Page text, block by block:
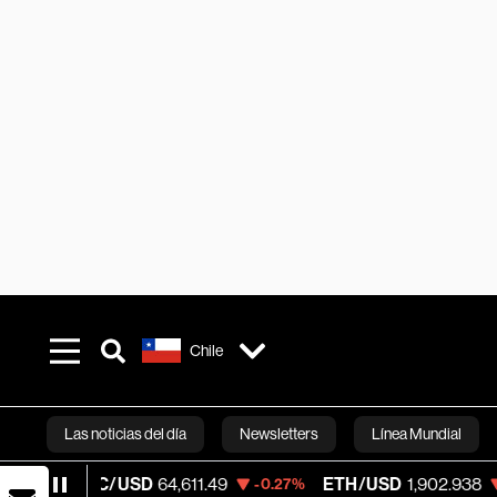
Chile
Las noticias del día Newsletters Línea Mundial
Bloomberg
USD 64,611.49 -0.27% ETH/USD 1,902.938 -0.67%